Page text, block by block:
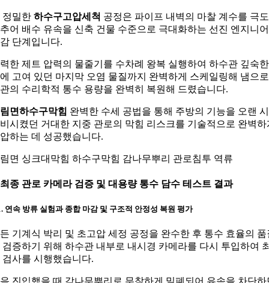
정밀한 하수구고압세척 공정은 파이프 내벽의 마찰 계수를 극
어 배수 유속을 신축 건물 수준으로 극대화하는 선진 엔지니
단계입니다.
한 제트 압력의 물줄기를 수차례 왕복 실행하여 하수관 깊숙한
고여 있던 마지막 오염 물질까지 완벽하게 스케일링해 냄으
의 수리학적 통수 용량을 완벽히 복원해 드렸습니다.
면하수구막힘 완벽한 수세 공법을 통해 주방의 기능을 오랜
시켰던 거대한 지중 관로의 막힘 리스크를 기술적으로 완벽하
하는 데 성공했습니다.
면 싱크대막힘 하수구막힘 감나무뿌리 관로침투 역류
종 관로 카메라 검증 및 대용량 통수 담수 테스트 결과
연속 방류 실험과 종합 마감 및 구조적 안정성 복원 평가
기계식 박리 및 초고압 세정 공정을 완수한 후 통수 효율의 품
검증하기 위해 하수관 내부로 내시경 카메라를 다시 투입하여
검사를 시행했습니다.